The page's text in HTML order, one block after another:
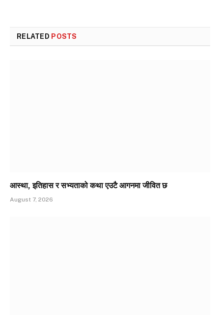
RELATED POSTS
आस्था, इतिहास र सभ्यताको कथा एउटै आगनमा जीवित छ
August 7, 2026